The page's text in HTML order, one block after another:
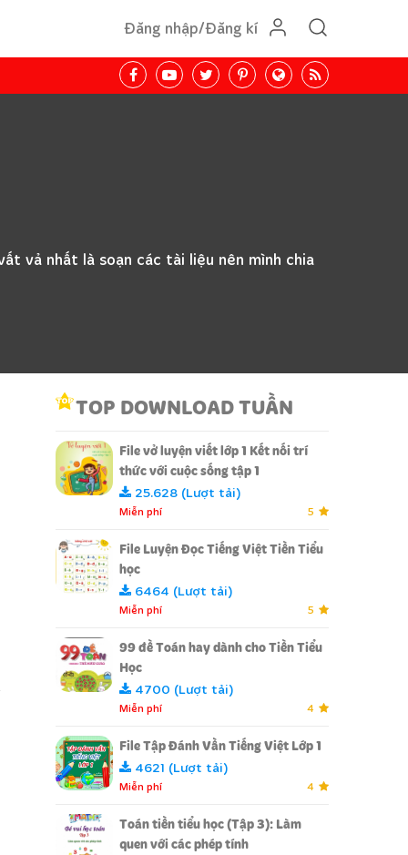
Đăng nhập/Đăng kí
vả nhất là soạn các tài liệu nên mình chia
TOP DOWNLOAD TUẦN
File vở luyện viết lớp 1 Kết nối trí
thức với cuộc sống tập 1
25.628 (Lượt tải)
Miễn phí 5
File Luyện Đọc Tiếng Việt Tiền Tiểu
học
6464 (Lượt tải)
Miễn phí 5
99 đề Toán hay dành cho Tiền Tiểu
Học
4700 (Lượt tải)
Miễn phí 4
File Tập Đánh Vần Tiếng Việt Lớp 1
4621 (Lượt tải)
Miễn phí 4
Toán tiền tiểu học (Tập 3): Làm
quen với các phép tính